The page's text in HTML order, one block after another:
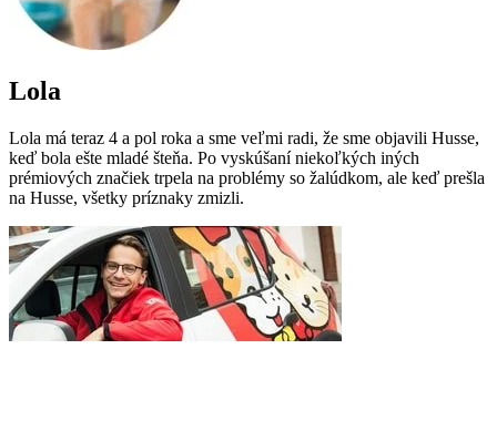
Lola
Lola má teraz 4 a pol roka a sme veľmi radi, že sme objavili Husse,
keď bola ešte mladé šteňa. Po vyskúšaní niekoľkých iných
prémiových značiek trpela na problémy so žalúdkom, ale keď prešla
na Husse, všetky príznaky zmizli.